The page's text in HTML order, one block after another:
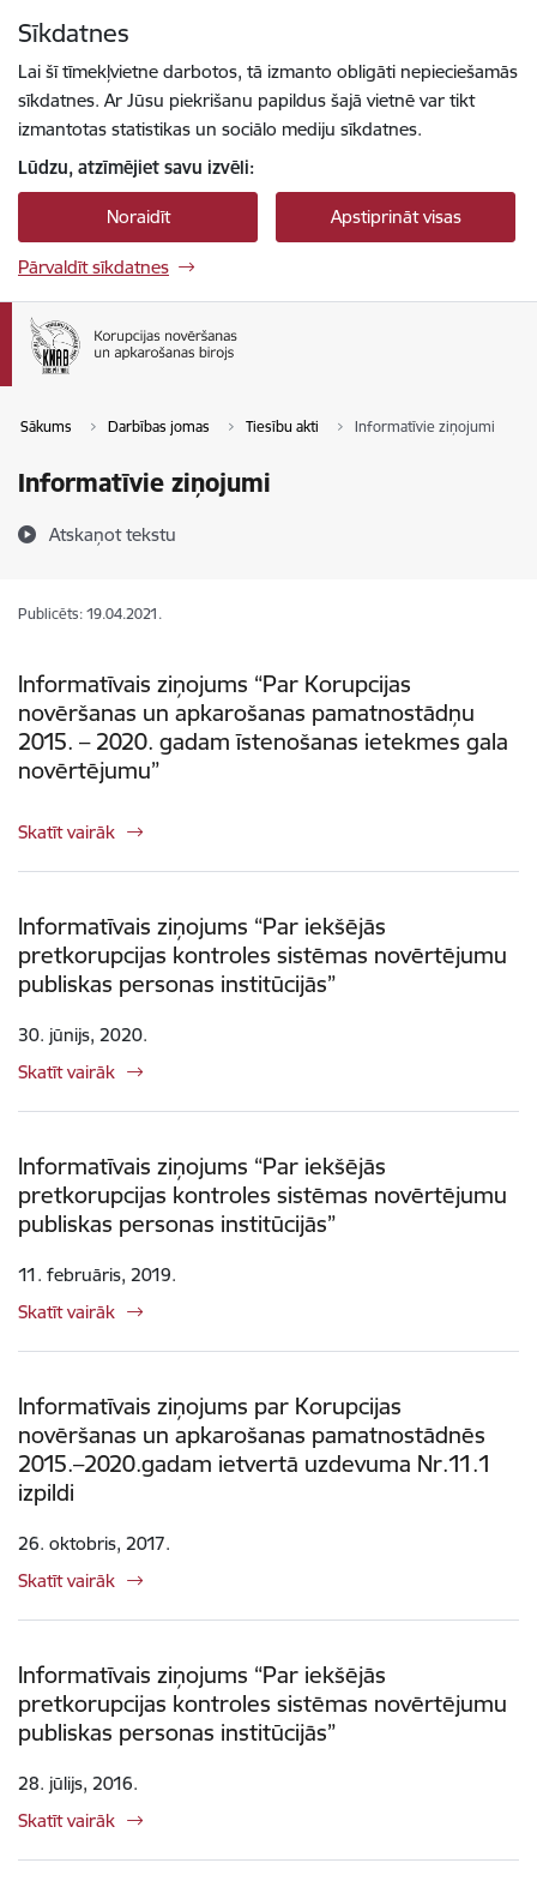
Sīkdatnes
Lai šī tīmekļvietne darbotos, tā izmanto obligāti nepieciešamās
sīkdatnes. Ar Jūsu piekrišanu papildus šajā vietnē var tikt
izmantotas statistikas un sociālo mediju sīkdatnes.
Lūdzu, atzīmējiet savu izvēli:
Noraidīt Apstiprināt visas
Pārvaldīt sīkdatnes
Sākums Darbības jomas Tiesību akti Informatīvie ziņojumi
Informatīvie ziņojumi
Atskaņot tekstu
Publicēts: 19.04.2021.
Informatīvais ziņojums “Par Korupcijas
novēršanas un apkarošanas pamatnostādņu
2015. – 2020. gadam īstenošanas ietekmes gala
novērtējumu”
Skatīt vairāk
Informatīvais ziņojums “Par iekšējās
pretkorupcijas kontroles sistēmas novērtējumu
publiskas personas institūcijās”
30. jūnijs, 2020.
Skatīt vairāk
Informatīvais ziņojums “Par iekšējās
pretkorupcijas kontroles sistēmas novērtējumu
publiskas personas institūcijās”
11. februāris, 2019.
Skatīt vairāk
Informatīvais ziņojums par Korupcijas
novēršanas un apkarošanas pamatnostādnēs
2015.–2020.gadam ietvertā uzdevuma Nr.11.1
izpildi
26. oktobris, 2017.
Skatīt vairāk
Informatīvais ziņojums “Par iekšējās
pretkorupcijas kontroles sistēmas novērtējumu
publiskas personas institūcijās”
28. jūlijs, 2016.
Skatīt vairāk